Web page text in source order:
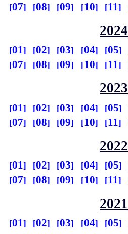
07
08 09 10 11
2024
01 02 03 04 05
07
08 09 10 11
2023
01 02 03 04 05
07
08 09 10 11
2022
01 02 03 04 05
07
08 09 10 11
2021
01 02 03 04 05